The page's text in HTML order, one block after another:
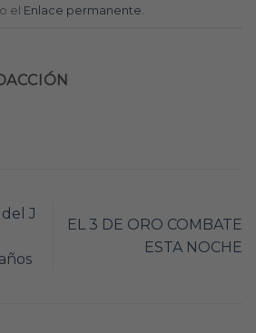
el Enlace permanente
J
EL 3 DE ORO COMBATE
ESTA NOCHE